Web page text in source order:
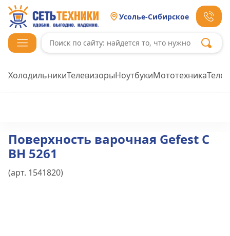
Усолье-Сибирское
ХолодильникиТелевизорыНоутбукиМототехника
Поверхность варочная Gefest C
BH 5261
(арт. 1541820)